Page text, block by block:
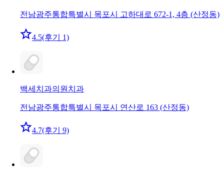
전남광주통합특별시 목포시 고하대로 672-1, 4층 (산정동)
4.5(후기 1)
백세치과의원 치과
전남광주통합특별시 목포시 연산로 163 (산정동)
4.7(후기 9)